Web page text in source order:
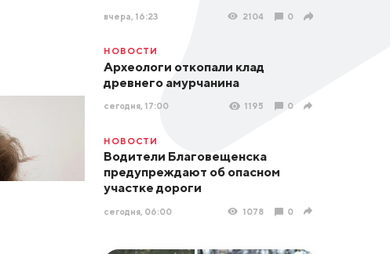
вчера, 16:23 2104 0
НОВОСТИ
Археологи откопали клад
древнего амурчанина
сегодня, 17:00 1195 0
НОВОСТИ
Водители Благовещенска
предупреждают об опасном
участке дороги
сегодня, 06:00 1078 0